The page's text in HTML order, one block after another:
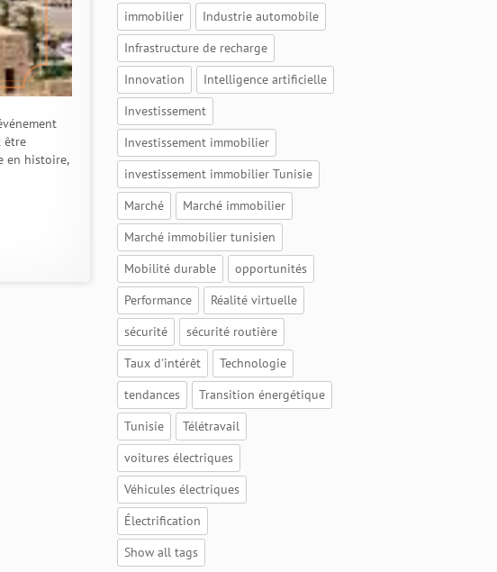
être
en histoire,
immobilier
Industrie automobile
Infrastructure de recharge
Innovation
Intelligence artificielle
Investissement
Investissement immobilier
investissement immobilier Tunisie
Marché
Marché immobilier
Marché immobilier tunisien
Mobilité durable
opportunités
Performance
Réalité virtuelle
sécurité
sécurité routière
Taux d'intérêt
Technologie
tendances
Transition énergétique
Tunisie
Télétravail
voitures électriques
Véhicules électriques
Électrification
Show all tags